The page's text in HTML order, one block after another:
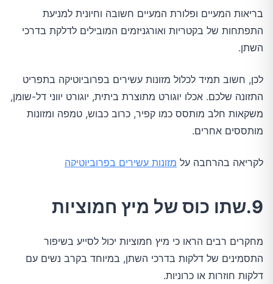
בריאות המעיים ופלורת המעיים חשובה וחיונית למניעת
התפתחות של בקטריות ואורגניזמים המובילים לדלקת בדרכי
השתן.
לכן, חשוב תמיד לכלול מזונות עשירים בפרוביוטיקה בתפריט
התזונה שלכם. אכלו יוגורט מתוצרת ביתית, יוגורט יווני דל-שומן,
משקאות חלב מותסס כמו קפיר, כרוב כבוש, טמפה ומזונות
מותססים אחרים.
לקריאה בהרחבה על מזונות עשירים בפרוביוטיקה
9.שתו כוס של מיץ חמוציות
מחקרים רבים הראו כי מיץ חמוציות יכול לסייע בשיפור
התסמינים של דלקות בדרכי השתן, במיוחד בקרב נשים עם
דלקות חוזרות או כרוניות.